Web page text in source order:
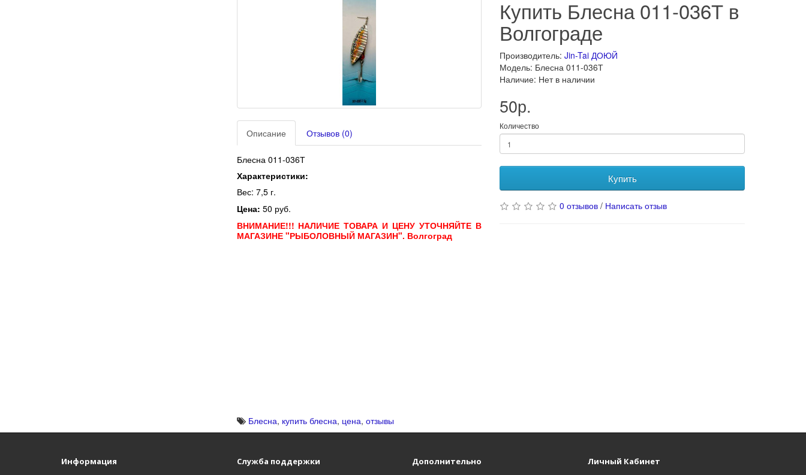
Описание Отзывов (0)
Блесна 011-036Т
Характеристики:
Вес: 7,5 г.
Цена: 50 руб.
ВНИМАНИЕ!!! НАЛИЧИЕ ТОВАРА И ЦЕНУ УТОЧНЯЙТЕ В
МАГАЗИНЕ "РЫБОЛОВНЫЙ МАГАЗИН". Волгоград
Купить Блесна 011-036Т в
Волгограде
Производитель:Jin-Tai ДОЮЙ
Модель: Блесна 011-036Т
Наличие: Нет в наличии
50р.
Количество
Купить
0 отзывов / Написать отзыв
Блесна, купить блесна, цена, отзывы
Информация Служба поддержки Дополнительно Личный Кабинет